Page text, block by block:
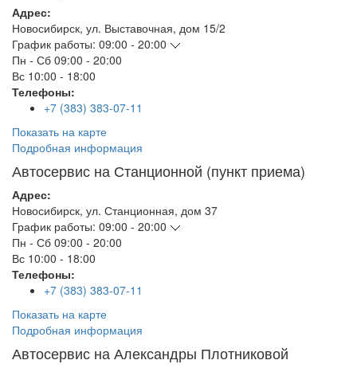
Адрес:
Новосибирск, ул. Выставочная, дом 15/2
График работы: 09:00 - 20:00
Пн - Сб 09:00 - 20:00
Вс 10:00 - 18:00
Телефоны:
+7 (383) 383-07-11
Показать на карте
Подробная информация
Автосервис на Станционной (пункт приема)
Адрес:
Новосибирск, ул. Станционная, дом 37
График работы: 09:00 - 20:00
Пн - Сб 09:00 - 20:00
Вс 10:00 - 18:00
Телефоны:
+7 (383) 383-07-11
Показать на карте
Подробная информация
Автосервис на Александры Плотниковой